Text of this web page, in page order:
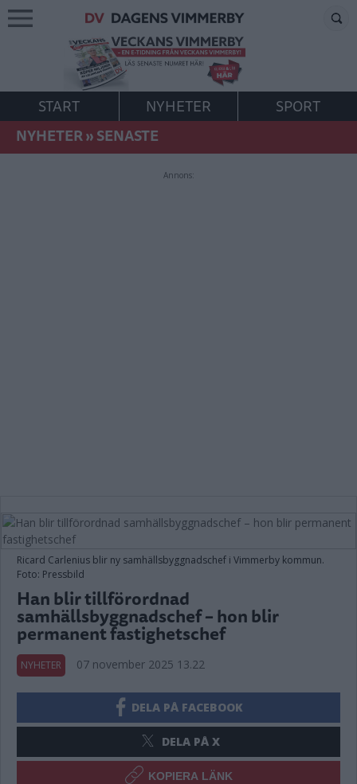
START NYHETER
SPORT
NYHETER»SENASTE
Annons:
Ricard Carlenius blir ny samhällsbyggnadschef i Vimmerby kommun.
Foto: Pressbild
Han blir tillförordnad
samhällsbyggnadschef – hon blir
permanent fastighetschef
NYHETER 07 november 2025 13.22
DELA PÅ FACEBOOK
DELA PÅ X
KOPIERA LÄNK